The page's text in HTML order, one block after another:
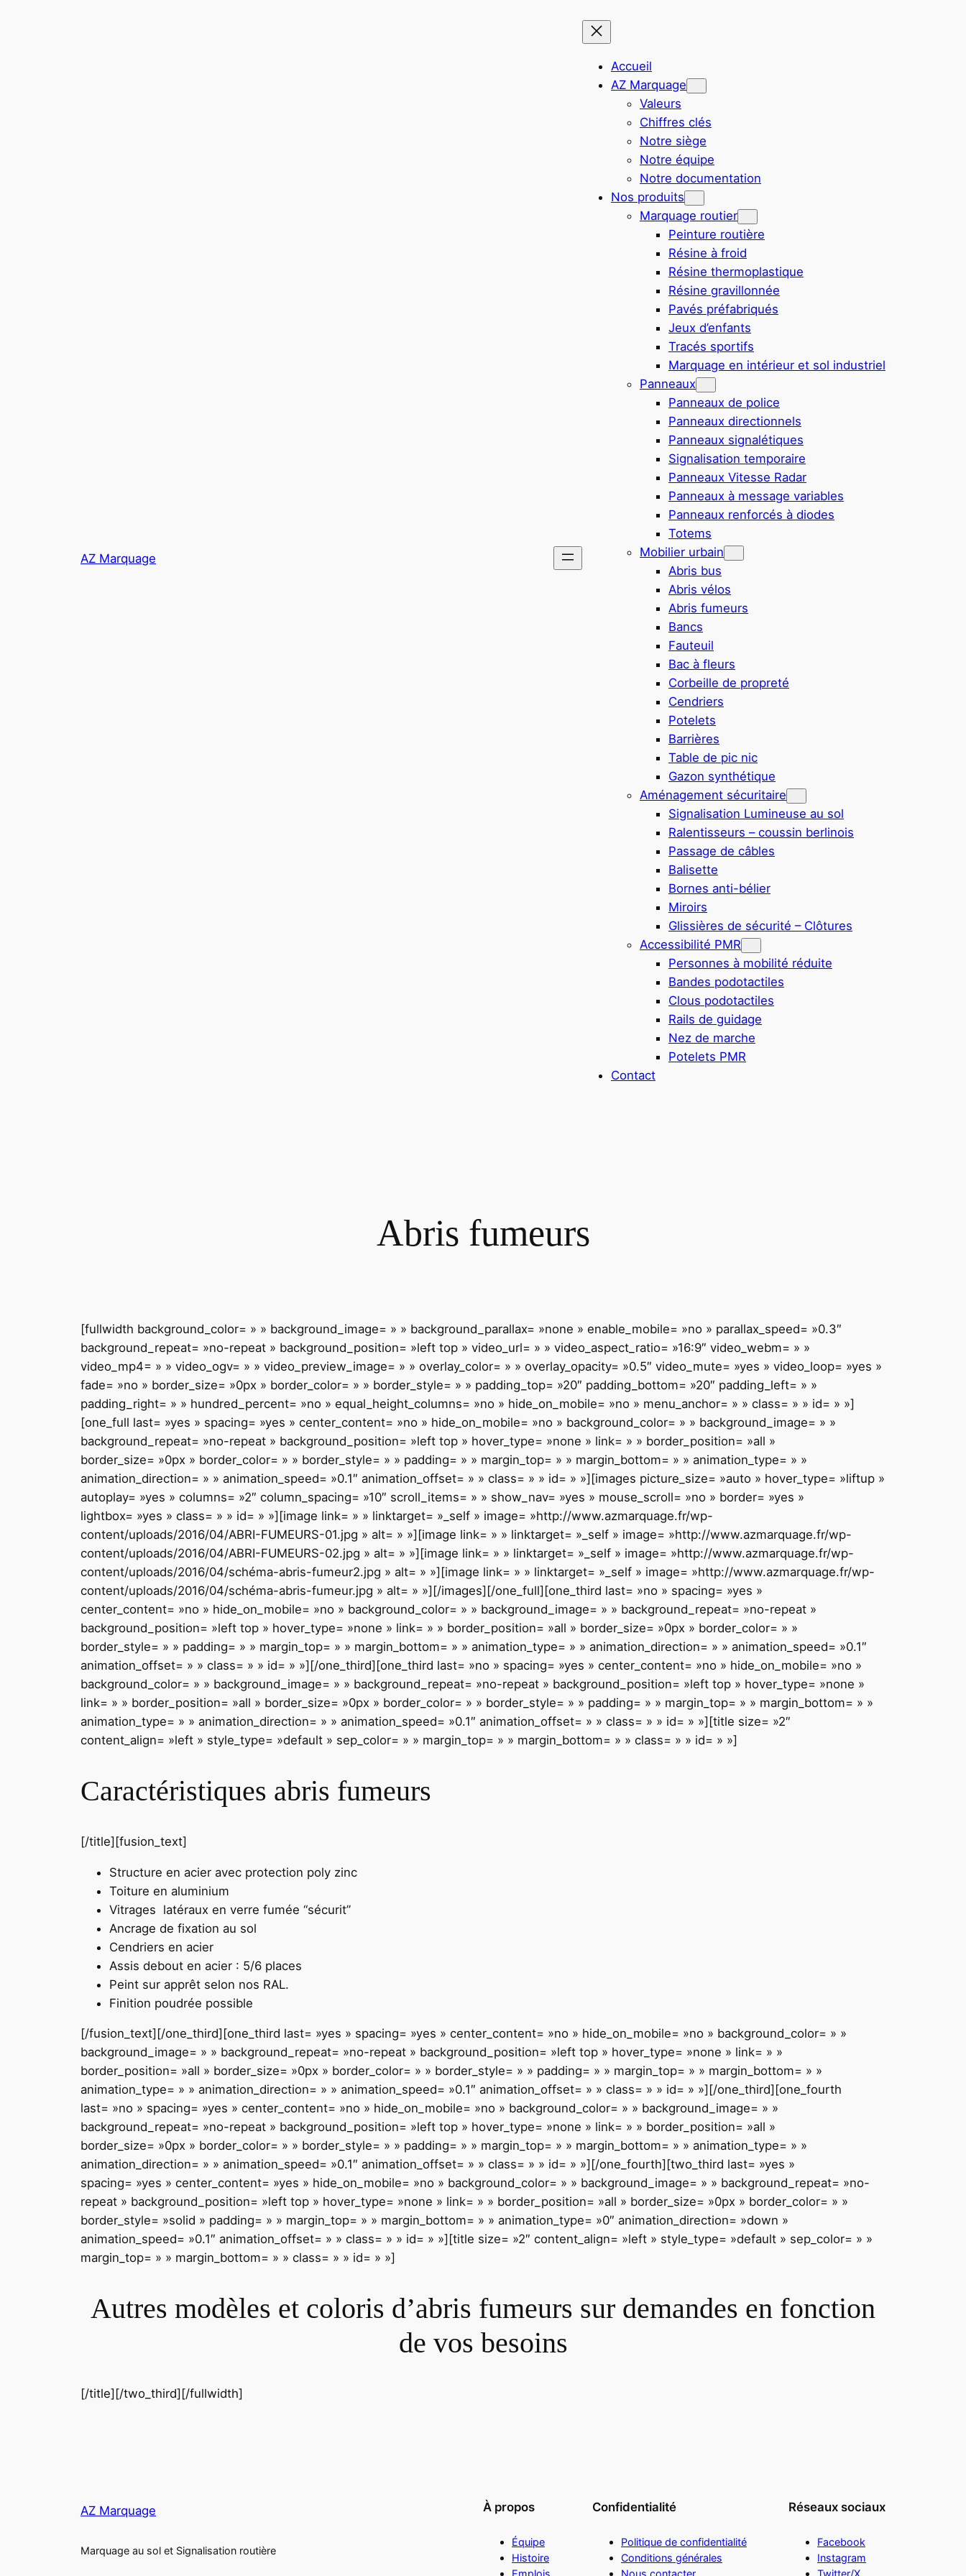
AZ Marquage
Accueil
AZ Marquage
Valeurs
Chiffres clés
Notre siège
Notre équipe
Notre documentation
Nos produits
Marquage routier
Peinture routière
Résine à froid
Résine thermoplastique
Résine gravillonnée
Pavés préfabriqués
Jeux d’enfants
Tracés sportifs
Marquage en intérieur et sol industriel
Panneaux
Panneaux de police
Panneaux directionnels
Panneaux signalétiques
Signalisation temporaire
Panneaux Vitesse Radar
Panneaux à message variables
Panneaux renforcés à diodes
Totems
Mobilier urbain
Abris bus
Abris vélos
Abris fumeurs
Bancs
Fauteuil
Bac à fleurs
Corbeille de propreté
Cendriers
Potelets
Barrières
Table de pic nic
Gazon synthétique
Aménagement sécuritaire
Signalisation Lumineuse au sol
Ralentisseurs – coussin berlinois
Passage de câbles
Balisette
Bornes anti-bélier
Miroirs
Glissières de sécurité – Clôtures
Accessibilité PMR
Personnes à mobilité réduite
Bandes podotactiles
Clous podotactiles
Rails de guidage
Nez de marche
Potelets PMR
Contact
Abris fumeurs
[fullwidth background_color= » » background_image= » » background_parallax= »none » enable_mobile= »no » parallax_speed= »0.3″
background_repeat= »no-repeat » background_position= »left top » video_url= » » video_aspect_ratio= »16:9″ video_webm= » »
video_mp4= » » video_ogv= » » video_preview_image= » » overlay_color= » » overlay_opacity= »0.5″ video_mute= »yes » video_loop= »yes »
fade= »no » border_size= »0px » border_color= » » border_style= » » padding_top= »20″ padding_bottom= »20″ padding_left= » »
padding_right= » » hundred_percent= »no » equal_height_columns= »no » hide_on_mobile= »no » menu_anchor= » » class= » » id= » »]
[one_full last= »yes » spacing= »yes » center_content= »no » hide_on_mobile= »no » background_color= » » background_image= » »
background_repeat= »no-repeat » background_position= »left top » hover_type= »none » link= » » border_position= »all »
border_size= »0px » border_color= » » border_style= » » padding= » » margin_top= » » margin_bottom= » » animation_type= » »
animation_direction= » » animation_speed= »0.1″ animation_offset= » » class= » » id= » »][images picture_size= »auto » hover_type= »liftup »
autoplay= »yes » columns= »2″ column_spacing= »10″ scroll_items= » » show_nav= »yes » mouse_scroll= »no » border= »yes »
lightbox= »yes » class= » » id= » »][image link= » » linktarget= »_self » image= »http://www.azmarquage.fr/wp-
content/uploads/2016/04/ABRI-FUMEURS-01.jpg » alt= » »][image link= » » linktarget= »_self » image= »http://www.azmarquage.fr/wp-
content/uploads/2016/04/ABRI-FUMEURS-02.jpg » alt= » »][image link= » » linktarget= »_self » image= »http://www.azmarquage.fr/wp-
content/uploads/2016/04/schéma-abris-fumeur2.jpg » alt= » »][image link= » » linktarget= »_self » image= »http://www.azmarquage.fr/wp-
content/uploads/2016/04/schéma-abris-fumeur.jpg » alt= » »][/images][/one_full][one_third last= »no » spacing= »yes »
center_content= »no » hide_on_mobile= »no » background_color= » » background_image= » » background_repeat= »no-repeat »
background_position= »left top » hover_type= »none » link= » » border_position= »all » border_size= »0px » border_color= » »
border_style= » » padding= » » margin_top= » » margin_bottom= » » animation_type= » » animation_direction= » » animation_speed= »0.1″
animation_offset= » » class= » » id= » »][/one_third][one_third last= »no » spacing= »yes » center_content= »no » hide_on_mobile= »no »
background_color= » » background_image= » » background_repeat= »no-repeat » background_position= »left top » hover_type= »none »
link= » » border_position= »all » border_size= »0px » border_color= » » border_style= » » padding= » » margin_top= » » margin_bottom= » »
animation_type= » » animation_direction= » » animation_speed= »0.1″ animation_offset= » » class= » » id= » »][title size= »2″
content_align= »left » style_type= »default » sep_color= » » margin_top= » » margin_bottom= » » class= » » id= » »]
Caractéristiques abris fumeurs
[/title][fusion_text]
Structure en acier avec protection poly zinc
Toiture en aluminium
Vitrages latéraux en verre fumée “sécurit”
Ancrage de fixation au sol
Cendriers en acier
Assis debout en acier : 5/6 places
Peint sur apprêt selon nos RAL.
Finition poudrée possible
[/fusion_text][/one_third][one_third last= »yes » spacing= »yes » center_content= »no » hide_on_mobile= »no » background_color= » »
background_image= » » background_repeat= »no-repeat » background_position= »left top » hover_type= »none » link= » »
border_position= »all » border_size= »0px » border_color= » » border_style= » » padding= » » margin_top= » » margin_bottom= » »
animation_type= » » animation_direction= » » animation_speed= »0.1″ animation_offset= » » class= » » id= » »][/one_third][one_fourth
last= »no » spacing= »yes » center_content= »no » hide_on_mobile= »no » background_color= » » background_image= » »
background_repeat= »no-repeat » background_position= »left top » hover_type= »none » link= » » border_position= »all »
border_size= »0px » border_color= » » border_style= » » padding= » » margin_top= » » margin_bottom= » » animation_type= » »
animation_direction= » » animation_speed= »0.1″ animation_offset= » » class= » » id= » »][/one_fourth][two_third last= »yes »
spacing= »yes » center_content= »yes » hide_on_mobile= »no » background_color= » » background_image= » » background_repeat= »no-
repeat » background_position= »left top » hover_type= »none » link= » » border_position= »all » border_size= »0px » border_color= » »
border_style= »solid » padding= » » margin_top= » » margin_bottom= » » animation_type= »0″ animation_direction= »down »
animation_speed= »0.1″ animation_offset= » » class= » » id= » »][title size= »2″ content_align= »left » style_type= »default » sep_color= » »
margin_top= » » margin_bottom= » » class= » » id= » »]
Autres modèles et coloris d’abris fumeurs sur demandes en fonction
de vos besoins
[/title][/two_third][/fullwidth]
AZ Marquage
Marquage au sol et Signalisation routière
À propos
Équipe
Histoire
Emplois
Confidentialité
Politique de confidentialité
Conditions générales
Nous contacter
Réseaux sociaux
Facebook
Instagram
Twitter/X